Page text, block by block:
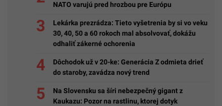
NATO varujú pred hrozbou pre Európu
Lekárka prezrádza: Tieto vyšetrenia by si vo veku
30, 40, 50 a 60 rokoch mal absolvovať, dokážu
odhaliť zákerné ochorenia
Dôchodok už v 20-ke: Generácia Z odmieta drieť
do staroby, zavádza nový trend
Na Slovensku sa šíri nebezpečný gigant z
Kaukazu: Pozor na rastlinu, ktorej dotyk